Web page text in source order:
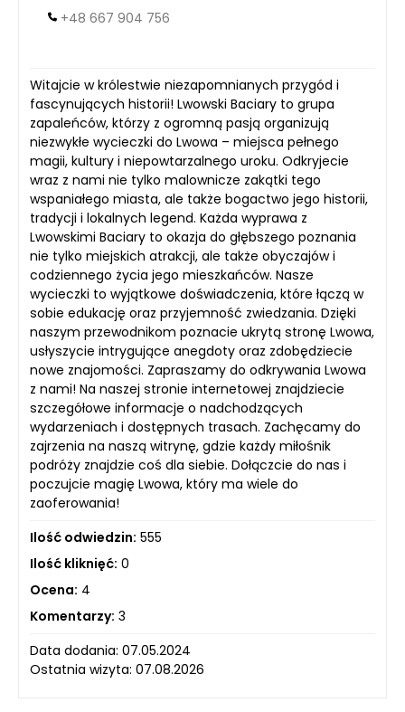
+48 667 904 756
Witajcie w królestwie niezapomnianych przygód i
fascynujących historii! Lwowski Baciary to grupa
zapaleńców, którzy z ogromną pasją organizują
niezwykłe wycieczki do Lwowa – miejsca pełnego
magii, kultury i niepowtarzalnego uroku. Odkryjecie
wraz z nami nie tylko malownicze zakątki tego
wspaniałego miasta, ale także bogactwo jego historii,
tradycji i lokalnych legend. Każda wyprawa z
Lwowskimi Baciary to okazja do głębszego poznania
nie tylko miejskich atrakcji, ale także obyczajów i
codziennego życia jego mieszkańców. Nasze
wycieczki to wyjątkowe doświadczenia, które łączą w
sobie edukację oraz przyjemność zwiedzania. Dzięki
naszym przewodnikom poznacie ukrytą stronę Lwowa,
usłyszycie intrygujące anegdoty oraz zdobędziecie
nowe znajomości. Zapraszamy do odkrywania Lwowa
z nami! Na naszej stronie internetowej znajdziecie
szczegółowe informacje o nadchodzących
wydarzeniach i dostępnych trasach. Zachęcamy do
zajrzenia na naszą witrynę, gdzie każdy miłośnik
podróży znajdzie coś dla siebie. Dołączcie do nas i
poczujcie magię Lwowa, który ma wiele do
zaoferowania!
Ilość odwiedzin: 555
Ilość kliknięć: 0
Ocena: 4
Komentarzy: 3
Data dodania: 07.05.2024
Ostatnia wizyta: 07.08.2026